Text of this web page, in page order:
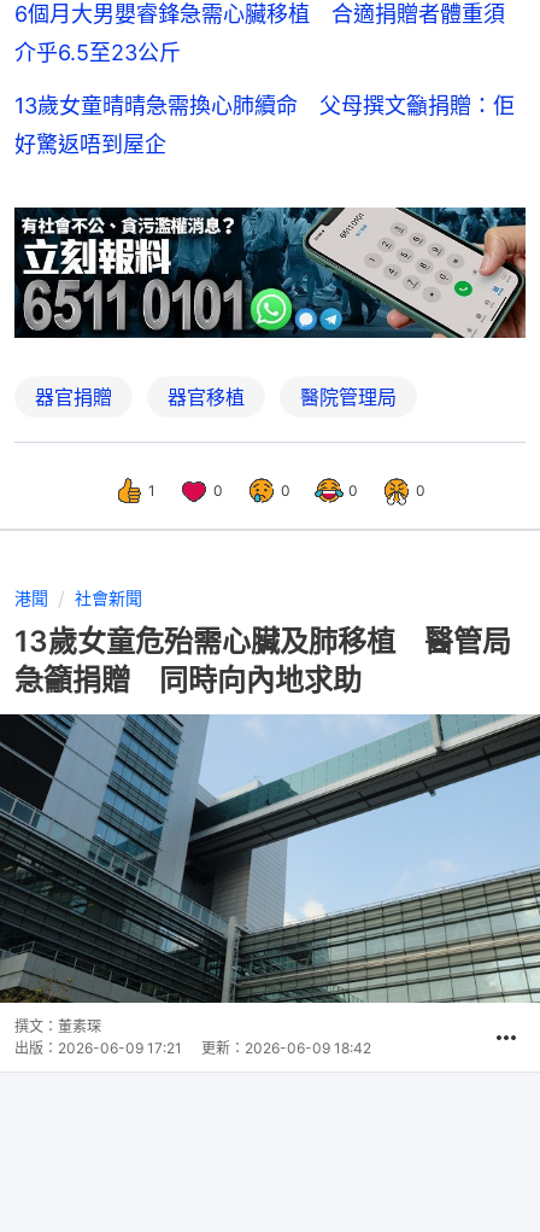
6個月大男嬰睿鋒急需心臟移植 合適捐贈者體重須
介乎6.5至23公斤
13歲女童晴晴急需換心肺續命 父母撰文籲捐贈：佢
好驚返唔到屋企
器官捐贈 器官移植 醫院管理局
1 0 0 0 0
港聞 社會新聞
13歲女童危殆需心臟及肺移植 醫管局
急籲捐贈 同時向內地求助
撰文： 董素琛
出版： 2026-06-09 17:21 更新： 2026-06-09 18:42